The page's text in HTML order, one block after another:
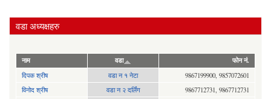
वडा अध्यक्षहरु
नाम वडा फोन नं.
दिपक श्रीष वडा न १ नेटा
9867199900, 9857072601
विनोद श्रीष
वडा न २ दर्लिंग
9867712731, 9867712731